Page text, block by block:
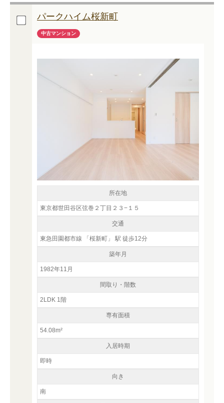
パークハイム桜新町
中古マンション
所在地
東京都世田谷区弦巻２丁目２３−１５
交通
東急田園都市線 「桜新町」 駅 徒歩12分
築年月
1982年11月
間取り・階数
2LDK 1階
専有面積
54.08m²
入居時期
即時
向き
南